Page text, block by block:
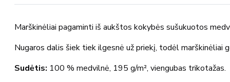
Marškinėliai pagaminti iš aukštos kokybės sušukuotos
Nugaros dalis šiek tiek ilgesnė už priekį, todėl marškinėliai
Sudėtis: 100 % medvilnė, 195 g/m², viengubas trikotažas.